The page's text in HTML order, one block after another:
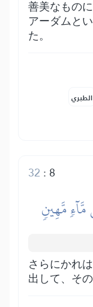
善美なもの
アーダムと
た。
الطبري
8
:
32
مَّهِينٖ
さらにかれ
出して、そ